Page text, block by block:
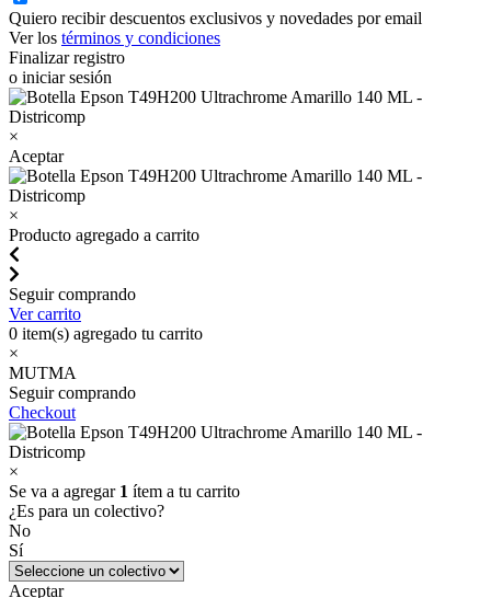
Quiero recibir descuentos exclusivos y novedades por email
Ver los términos y condiciones
Finalizar registro
o iniciar sesión
×
Aceptar
×
Producto agregado a carrito
Seguir comprando
Ver carrito
0 item(s) agregado tu carrito
×
MUTMA
Seguir comprando
Checkout
×
Se va a agregar 1 ítem a tu carrito
¿Es para un colectivo?
No
Sí
Aceptar